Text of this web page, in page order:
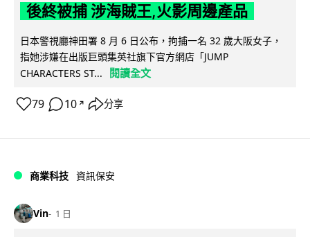
後終被捕 涉海賊王,火影周邊產品
日本警視廳神田署 8 月 6 日公布，拘捕一名 32 歲大阪女子，
指她涉嫌在出版巨頭集英社旗下官方網店「JUMP
CHARACTERS ST...
閱讀全文
79 10 ↗ 分享
商業科技 資訊保安
Vin 1 日